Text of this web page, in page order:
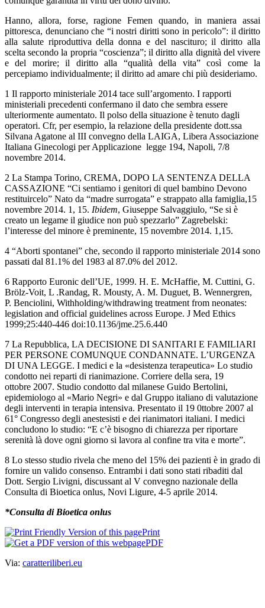
Hanno, allora, forse, ragione Femen quando, in maniera assai
pittoresca, denunciano che “i nostri diritti sono in pericolo”: il diritto
alla salute riproduttiva della donna e del nascituro; il diritto alla
scelta secondo la propria “coscienza”; il diritto alla dignità del vivere
e del morire; il diritto alla “qualità della vita” così come la
percepiamo individualmente; il diritto ad amare chi più desideriamo.
1 Il rapporto ministeriale 2014 tace sull’argomento. I rapporti
ministeriali precedenti confermano il dato che sembra essere
ulteriormente aumentato. Il polso della situazione è tenuto dagli
operatori. Cfr, per esempio, la relazione della presidente dott.ssa
Silvana Agatone al III convegno della LAIGA, Libera Associazione
Italiana Ginecologi per Applicazione legge 194, Napoli, 7/8
novembre 2014.
2 La Stampa Torino, CREMA, DOPO LA SENTENZA DELLA
CASSAZIONE “Ci sentiamo i genitori di quel bambino Devono
restituircelo” Nato da “madre surrogata” e strappato alla famiglia,15
novembre 2014. 1, 15. Ibidem, Giuseppe Salvaggiulo, “Se si è
creato un legame il giudice non può spezzarlo” Zagrebelski:
l’interesse del minore è preminente, 15 novembre 2014. 1,15.
4 “Aborti spontanei” che, secondo il rapporto ministeriale 2014 sono
passati dal 81.1% del 1983 al 87.0% del 2012.
6 Rapporto Euronic dell’UE, 1999. H. E. McHaffie, M. Cuttini, G.
Brölz-Voit, L .Randag, R. Mousty, A. M. Duguet, B. Wennergren,
P. Benciolini, Withholding/withdrawing treatment from neonates:
legislation and official guidelines across Europe. J Med Ethics
1999;25:440-446 doi:10.1136/jme.25.6.440
7 La Repubblica, LA DECISIONE DI SANITARI E FAMILIARI
PER PERSONE COMUNQUE CONDANNATE. L’URGENZA
DI UNA LEGGE. I medici e la «desistenza terapeutica» Lo studio
condotto nei reparti di rianimazione. Corriere della sera, 19
ottobre 2007. Studio condotto dal milanese Guido Bertolini,
epidemiologo al «Mario Negri» e dal Gruppo italiano di valutazione
degli interventi in terapia intensiva. Presentato il 19 0ttobre 2007 al
61° Congresso degli anestesisti e dei rianimatori italiani. I medici
concludono lo studio: “E c’è bisogno di chiarezza per riportare
serenità là dove ogni giorno si lavora al confine tra vita e morte”.
8 Lo stesso studio rivela che meno del 15% dei pazienti è in grado di
fornire un valido consenso. Entrambi i dati sono stati ribaditi dal
Dott. Sergio Livigni, discussant al V convegno nazionale della
Consulta di Bioetica onlus, Novi Ligure, 4-5 aprile 2014.
*Consulta di Bioetica onlus
Print
PDF
Via: caratteriliberi.eu